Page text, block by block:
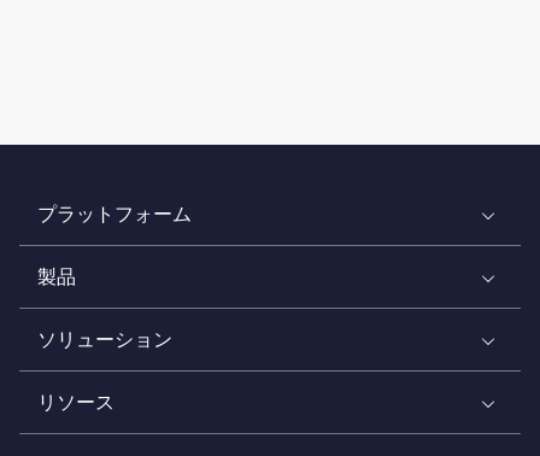
プラットフォーム
製品
ソリューション
リソース